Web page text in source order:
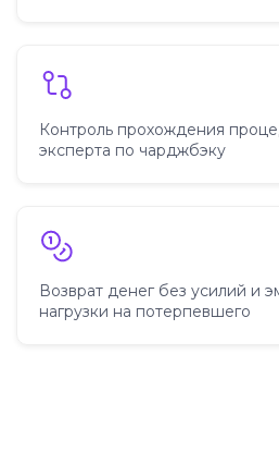
Контроль прохождения
эксперта по чарджбэку
Возврат денег без усилий и
нагрузки на потерпевшего